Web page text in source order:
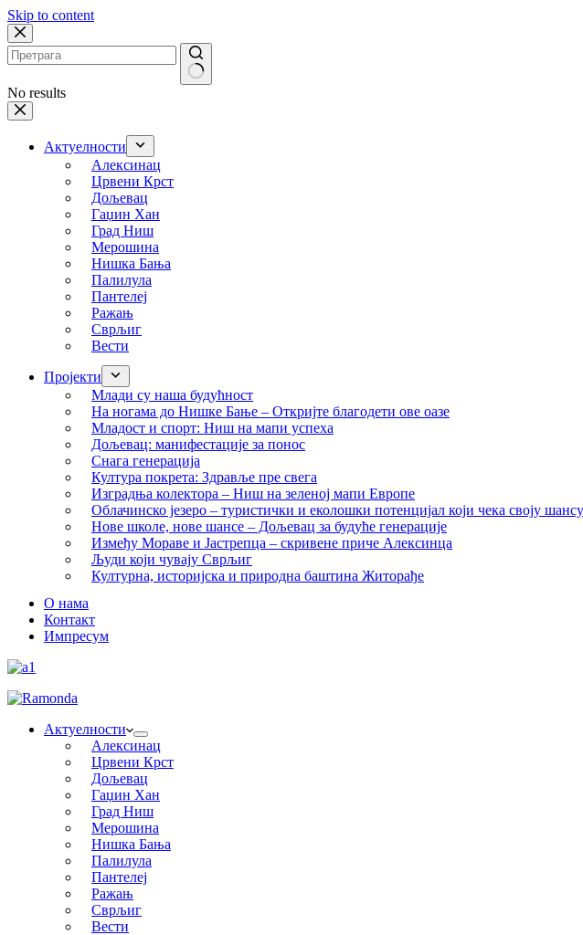
Skip to content
No results
Актуелности
Алексинац
Црвени Крст
Дољевац
Гаџин Хан
Град Ниш
Мерошина
Нишка Бања
Палилула
Пантелеј
Ражањ
Сврљиг
Вести
Пројекти
Млади су наша будућност
На ногама до Нишке Бање – Откријте благодети ове оазе
Младост и спорт: Ниш на мапи успеха
Дољевац: манифестације за понос
Снага генерација
Култура покрета: Здравље пре свега
Изградња колектора – Ниш на зеленој мапи Европе
Облачинско језеро – туристички и еколошки потенцијал који чека своју шансу
Нове школе, нове шансе – Дољевац за будуће генерације
Између Мораве и Јастрепца – скривене приче Алексинца
Људи који чувају Сврљиг
Културна, историјска и природна баштина Житорађе
О нама
Контакт
Импресум
Актуелности
Алексинац
Црвени Крст
Дољевац
Гаџин Хан
Град Ниш
Мерошина
Нишка Бања
Палилула
Пантелеј
Ражањ
Сврљиг
Вести